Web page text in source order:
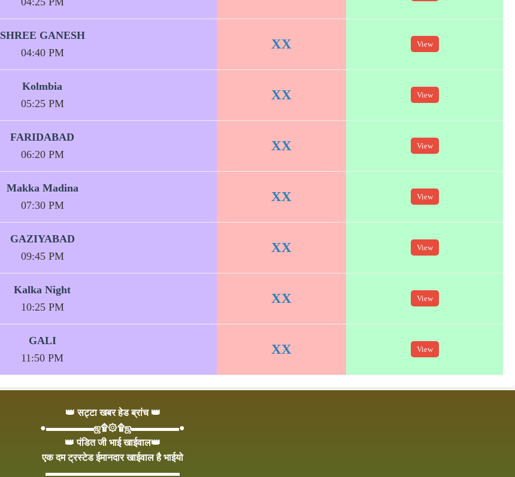
SHREE GANESH
04:40 PM
XX View
Kolmbia
05:25 PM
XX View
FARIDABAD
06:20 PM
XX View
Makka Madina
07:30 PM
XX View
GAZIYABAD
09:45 PM
XX View
Kalka Night
10:25 PM
XX View
GALI
11:50 PM
XX View
👑 सट्टा खबर हेड ब्रांच 👑
●▬▬▬▬▬ஜ۩۞۩ஜ▬▬▬▬▬●
👑 पंडित जी भाई खाईवाल👑
एक दम ट्रस्टेड ईमानदार खाईवाल है भाईयो
▬▬▬▬▬▬▬▬▬▬▬▬▬▬